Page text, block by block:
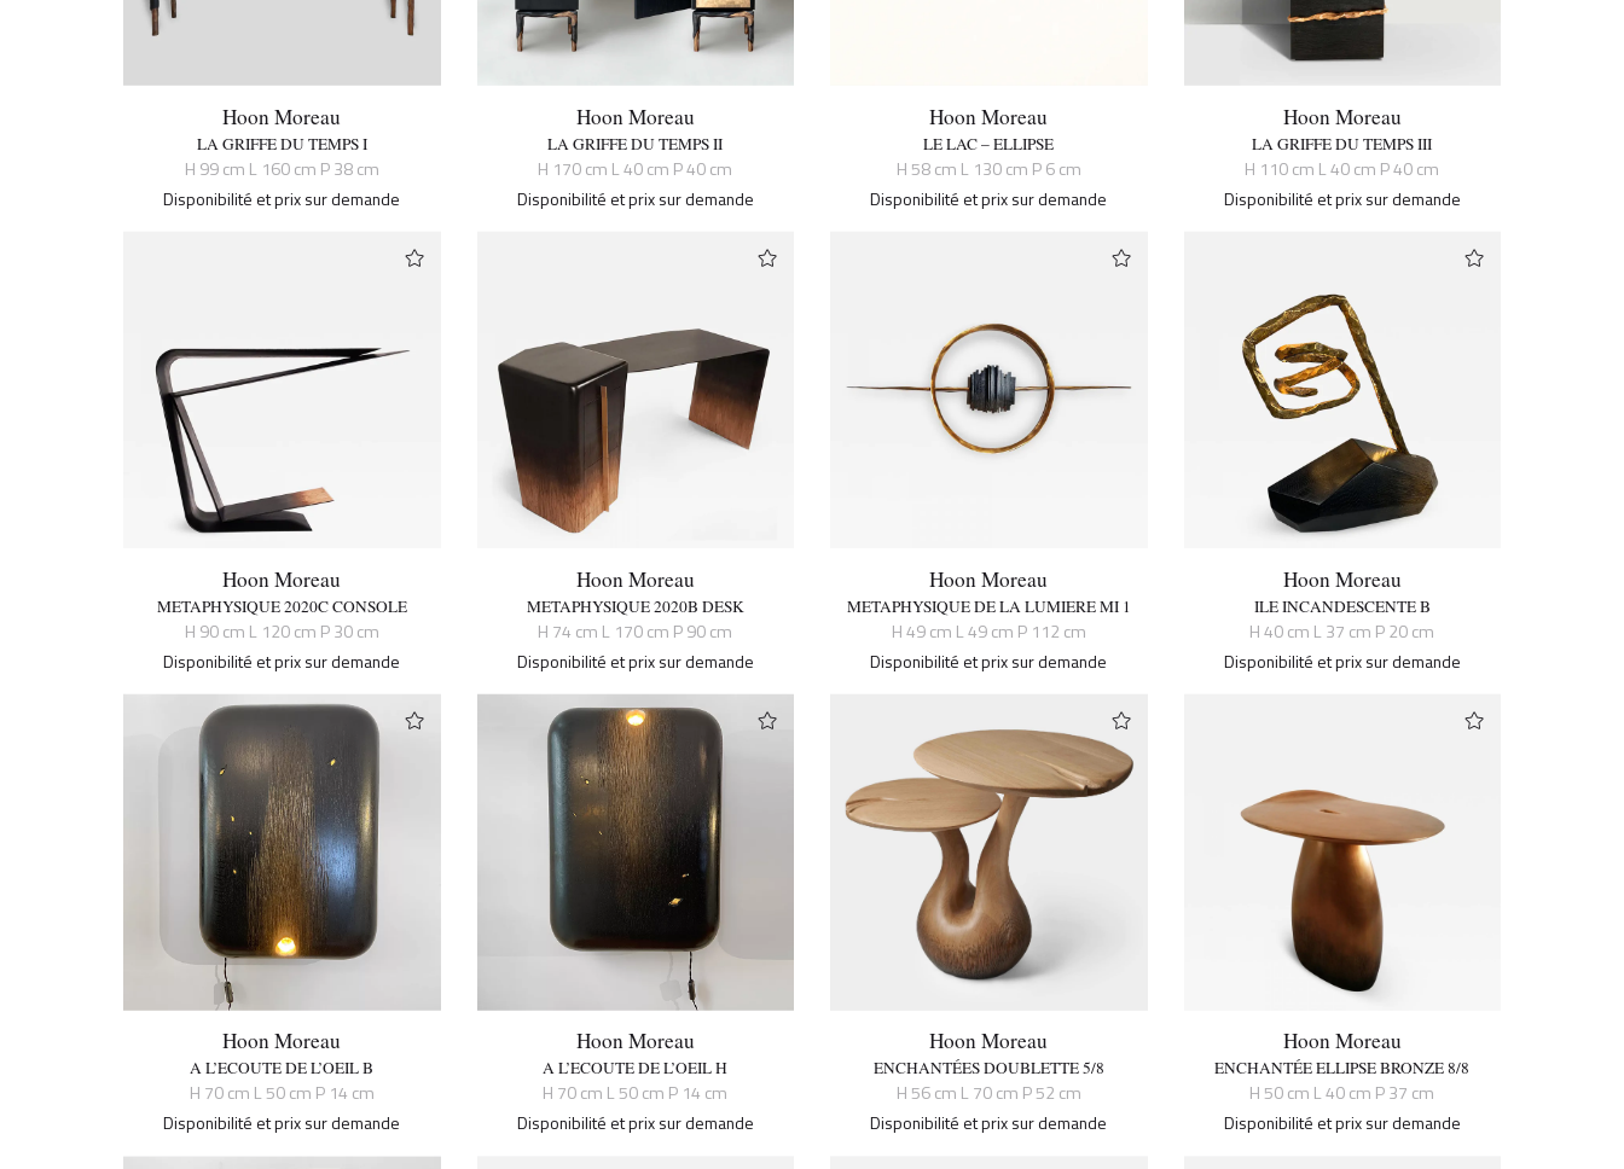
Hoon Moreau
LA GRIFFE DU TEMPS I
H 99 cm L 160 cm P 38 cm
Disponibilité et prix sur demande
Hoon Moreau
LA GRIFFE DU TEMPS II
H 170 cm L 40 cm P 40 cm
Disponibilité et prix sur demande
Hoon Moreau
LE LAC – ELLIPSE
H 58 cm L 130 cm P 6 cm
Disponibilité et prix sur demande
Hoon Moreau
LA GRIFFE DU TEMPS III
H 110 cm L 40 cm P 40 cm
Disponibilité et prix sur demande
Hoon Moreau
METAPHYSIQUE 2020C CONSOLE
H 90 cm L 120 cm P 30 cm
Disponibilité et prix sur demande
Hoon Moreau
METAPHYSIQUE 2020B DESK
H 74 cm L 170 cm P 90 cm
Disponibilité et prix sur demande
Hoon Moreau
METAPHYSIQUE DE LA LUMIERE MI 1
H 49 cm L 49 cm P 112 cm
Disponibilité et prix sur demande
Hoon Moreau
ILE INCANDESCENTE B
H 40 cm L 37 cm P 20 cm
Disponibilité et prix sur demande
Hoon Moreau
A L’ECOUTE DE L’OEIL B
H 70 cm L 50 cm P 14 cm
Disponibilité et prix sur demande
Hoon Moreau
A L’ECOUTE DE L’OEIL H
H 70 cm L 50 cm P 14 cm
Disponibilité et prix sur demande
Hoon Moreau
ENCHANTÉES DOUBLETTE 5/8
H 56 cm L 70 cm P 52 cm
Disponibilité et prix sur demande
Hoon Moreau
ENCHANTÉE ELLIPSE BRONZE 8/8
H 50 cm L 40 cm P 37 cm
Disponibilité et prix sur demande